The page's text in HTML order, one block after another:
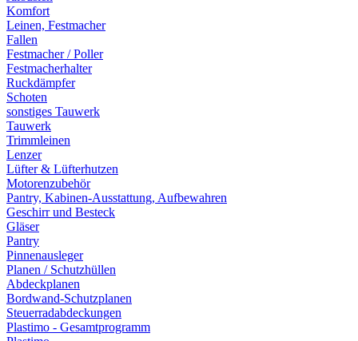
Komfort
Leinen, Festmacher
Fallen
Festmacher / Poller
Festmacherhalter
Ruckdämpfer
Schoten
sonstiges Tauwerk
Tauwerk
Trimmleinen
Lenzer
Lüfter & Lüfterhutzen
Motorenzubehör
Pantry, Kabinen-Ausstattung, Aufbewahren
Geschirr und Besteck
Gläser
Pantry
Pinnenausleger
Planen / Schutzhüllen
Abdeckplanen
Bordwand-Schutzplanen
Steuerradabdeckungen
Plastimo - Gesamtprogramm